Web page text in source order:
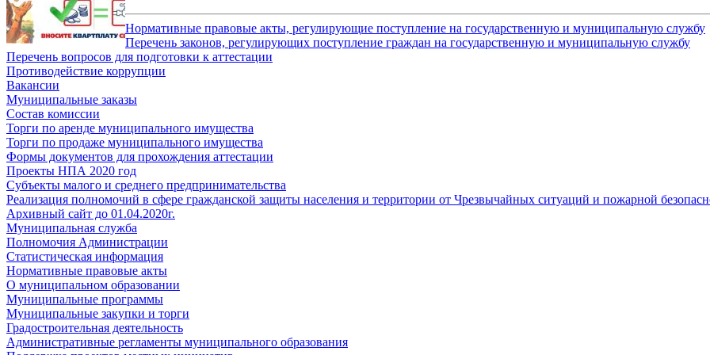
Нормативные правовые акты, регулирующие поступление на государственную и муниципальную службу
Перечень законов, регулирующих поступление граждан на государственную и муниципальную службу
Перечень вопросов для подготовки к аттестации
Противодействие коррупции
Вакансии
Муниципальные заказы
Состав комиссии
Торги по аренде муниципального имущества
Торги по продаже муниципального имущества
Формы документов для прохождения аттестации
Проекты НПА 2020 год
Субъекты малого и среднего предпринимательства
Реализация полномочий в сфере гражданской защиты населения и территории от Чрезвычайных ситуаций и пожарной
Архивный сайт до 01.04.2020г.
Муниципальная служба
Полномочия Администрации
Статистическая информация
Нормативные правовые акты
О муниципальном образовании
Муниципальные программы
Муниципальные закупки и торги
Градостроительная деятельность
Административные регламенты муниципального образования